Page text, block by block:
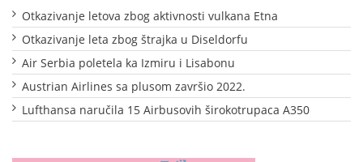
Otkazivanje letova zbog aktivnosti vulkana Etna
Otkazivanje leta zbog štrajka u Diseldorfu
Air Serbia poletela ka Izmiru i Lisabonu
Austrian Airlines sa plusom završio 2022.
Lufthansa naručila 15 Airbusovih širokotrupaca A350